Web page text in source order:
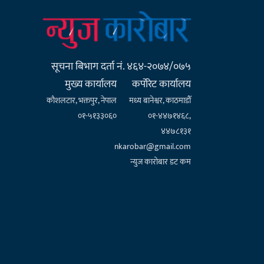
सूचना बिभाग दर्ता नं. ४६४-२०७४/०७५
मुख्य कार्यालय
कौशलटार, भक्तपुर, नेपाल
०१-५१३३०६०
कर्पाेरेट कार्यालय
मध्य बानेश्वर, काठमाडौँ
०१-४४७१४६८,
४४७८१३१
nkarobar@gmail.com
न्युज कारोबार डट कम